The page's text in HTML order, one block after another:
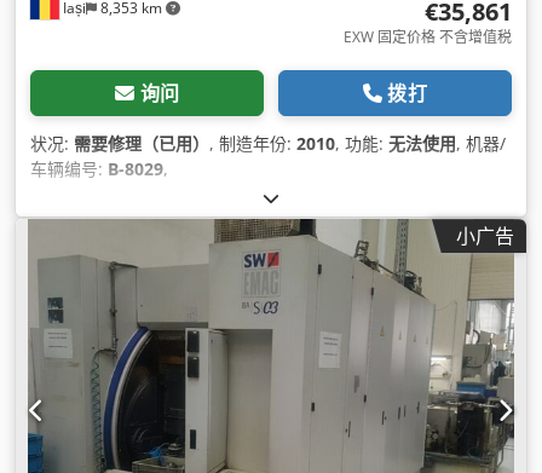
Iași 8,353 km €35,861
EXW 固定价格 不含增值税
询问 拨打
状况: 需要修理（已用） , 制造年份: 2010, 功能: 无法使用, 机器/
车辆编号: B-8029,
小广告